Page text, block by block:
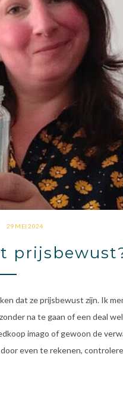
29 MEI 2024
dat ze prijsbewust zijn. Ik
na te gaan of een deal
imago of gewoon de
even te rekenen,